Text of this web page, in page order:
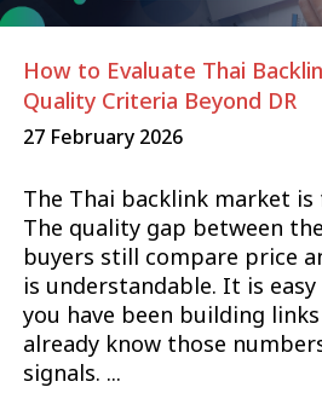
How to Evaluate Thai
Quality Criteria Beyond DR
27 February 2026
The Thai backlink market
The quality gap between
buyers still compare price
is understandable. It is
you have been building
already know those
signals. ...